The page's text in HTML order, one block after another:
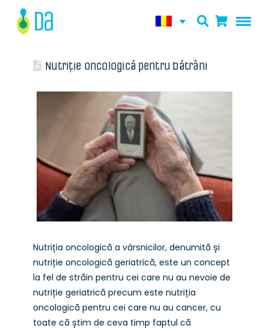
Nutriție oncologică pentru bătrâni
Nutriția oncologică a vârsnicilor, denumită și
nutriție oncologică geriatrică, este un concept
la fel de străin pentru cei care nu au nevoie de
nutriție geriatrică precum este nutriția
oncologică pentru cei care nu au cancer, cu
toate că știm de ceva timp faptul că